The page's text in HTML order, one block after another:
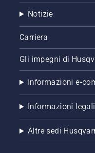
Notizie
Carriera
Gli impegni di
Informazioni e-
Informazioni legali
Altre sedi